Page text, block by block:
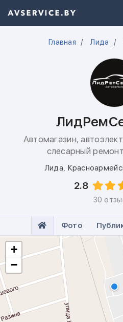
Главная Лида
Автомагазин,
слесарный
Лида,
2.8
30
Фото
+
−